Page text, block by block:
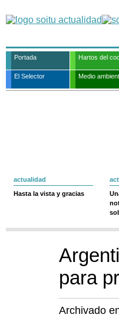
Portada Hartos del
El Selector Medio
actualidad
Hasta la vista y gracias
para
Archivado